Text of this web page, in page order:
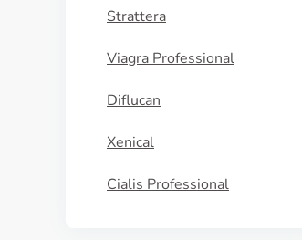
Strattera
Viagra Professional
Diflucan
Xenical
Cialis Professional